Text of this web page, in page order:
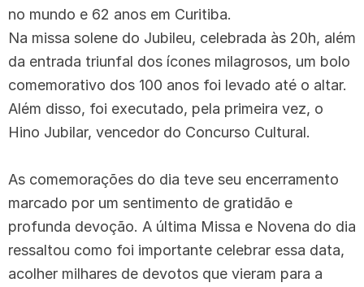
no mundo e 62 anos em Curitiba.
Na missa solene do Jubileu, celebrada às 20h, além
da entrada triunfal dos ícones milagrosos, um bolo
comemorativo dos 100 anos foi levado até o altar.
Além disso, foi executado, pela primeira vez, o
Hino Jubilar, vencedor do Concurso Cultural.
As comemorações do dia teve seu encerramento
marcado por um sentimento de gratidão e
profunda devoção. A última Missa e Novena do dia
ressaltou como foi importante celebrar essa data,
acolher milhares de devotos que vieram para a